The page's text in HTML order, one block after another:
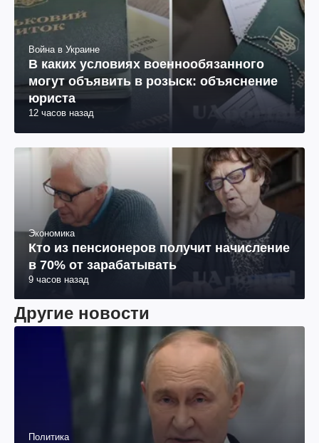
Война в Украине
В каких условиях военнообязанного
могут объявить в розыск: объяснение
юриста
12 часов назад
Экономика
Кто из пенсионеров получит начисление
в 70% от зарабатывать
9 часов назад
Другие новости
Политика